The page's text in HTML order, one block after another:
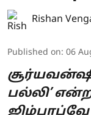
Rishan
Published on: 06
சூர்யவன்ஷி
பல்லி’